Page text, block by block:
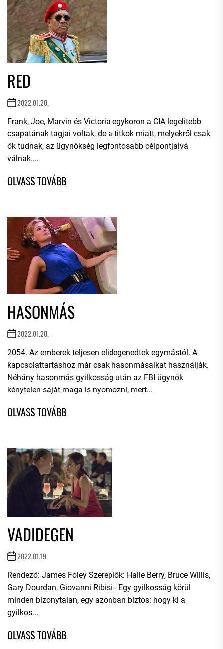
RED
2022.01.20.
Frank, Joe, Marvin és Victoria egykoron a CIA legelitebb
csapatának tagjai voltak, de a titkok miatt, melyekről csak
ők tudnak, az ügynökség legfontosabb célpontjaivá
válnak....
HASONMÁS
2022.01.20.
2054. Az emberek teljesen elidegenedtek egymástól. A
kapcsolattartáshoz már csak hasonmásaikat használják.
Néhány hasonmás gyilkosság után az FBI ügynök
kénytelen saját maga is nyomozni, mert...
VADIDEGEN
2022.01.19.
Rendező: James Foley Szereplők: Halle Berry, Bruce Willis,
Gary Dourdan, Giovanni Ribisi - Egy gyilkosság körül
minden bizonytalan, egy azonban biztos: hogy ki a
gyilkos...